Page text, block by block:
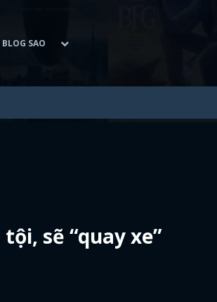
BLOG SAO
sẽ “quay xe”